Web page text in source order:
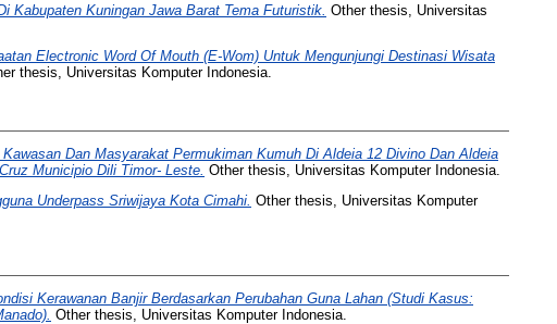
Kabupaten Kuningan Jawa Barat Tema Futuristik. Other thesis, Universitas
Electronic Word Of Mouth (E-Wom) Untuk Mengunjungi Destinasi Wisata
thesis, Universitas Komputer Indonesia.
Dan Masyarakat Permukiman Kumuh Di Aldeia 12 Divino Dan Aldeia
Municipio Dili Timor- Leste. Other thesis, Universitas Komputer Indonesia.
Underpass Sriwijaya Kota Cimahi. Other thesis, Universitas Komputer
Kerawanan Banjir Berdasarkan Perubahan Guna Lahan (Studi Kasus:
Other thesis, Universitas Komputer Indonesia.